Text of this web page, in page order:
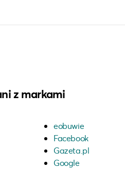
z markami
eobuwie
Facebook
Gazeta.pl
Google